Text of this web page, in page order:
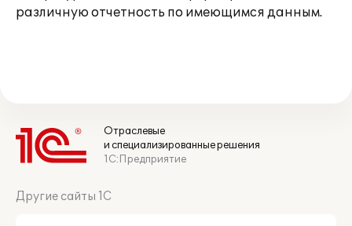
различную отчетность по имеющимся данным.
Отраслевые
и специализированные решения
1С:Предприятие
Другие сайты 1С